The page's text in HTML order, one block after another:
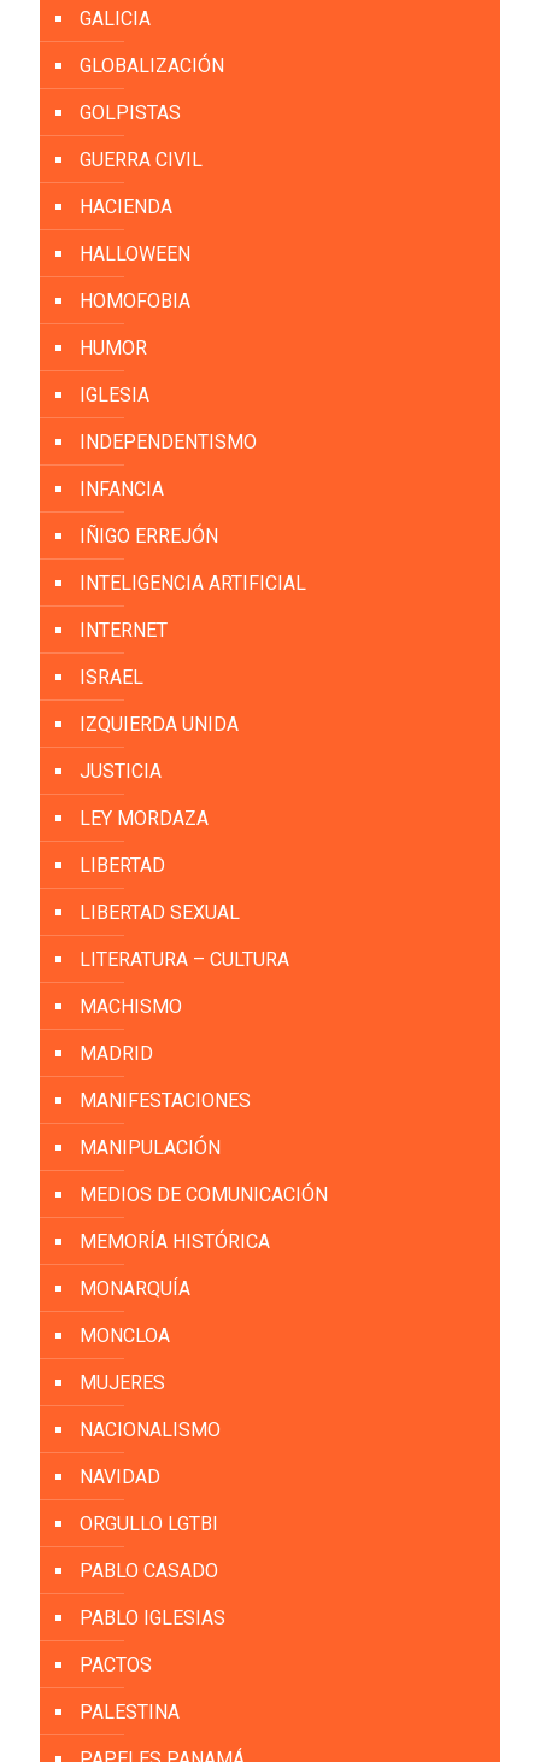
GALICIA
GLOBALIZACIÓN
GOLPISTAS
GUERRA CIVIL
HACIENDA
HALLOWEEN
HOMOFOBIA
HUMOR
IGLESIA
INDEPENDENTISMO
INFANCIA
IÑIGO ERREJÓN
INTELIGENCIA ARTIFICIAL
INTERNET
ISRAEL
IZQUIERDA UNIDA
JUSTICIA
LEY MORDAZA
LIBERTAD
LIBERTAD SEXUAL
LITERATURA – CULTURA
MACHISMO
MADRID
MANIFESTACIONES
MANIPULACIÓN
MEDIOS DE COMUNICACIÓN
MEMORÍA HISTÓRICA
MONARQUÍA
MONCLOA
MUJERES
NACIONALISMO
NAVIDAD
ORGULLO LGTBI
PABLO CASADO
PABLO IGLESIAS
PACTOS
PALESTINA